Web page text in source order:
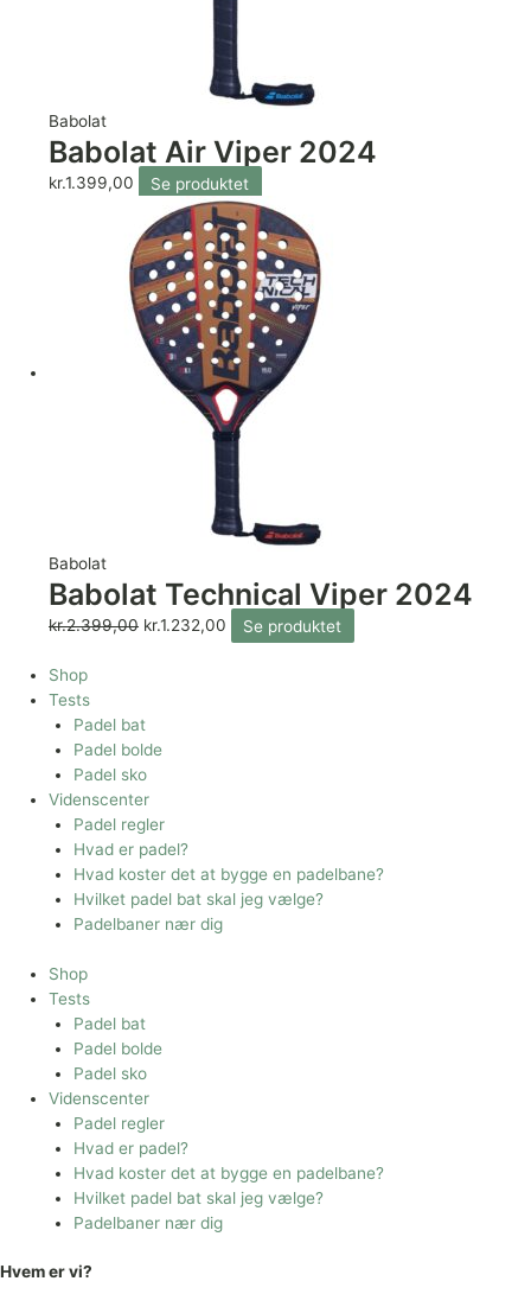
Babolat
Babolat Air Viper 2024
kr.1.399,00 Se produktet
Babolat
Babolat Technical Viper 2024
kr.2.399,00 kr.1.232,00 Se produktet
Shop
Tests
Padel bat
Padel bolde
Padel sko
Videnscenter
Padel regler
Hvad er padel?
Hvad koster det at bygge en padelbane?
Hvilket padel bat skal jeg vælge?
Padelbaner nær dig
Shop
Tests
Padel bat
Padel bolde
Padel sko
Videnscenter
Padel regler
Hvad er padel?
Hvad koster det at bygge en padelbane?
Hvilket padel bat skal jeg vælge?
Padelbaner nær dig
Hvem er vi?